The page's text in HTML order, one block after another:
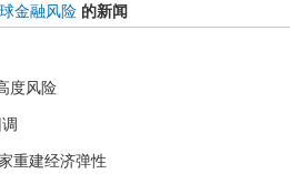
金融风险 的新闻
度风险
重建经济弹性